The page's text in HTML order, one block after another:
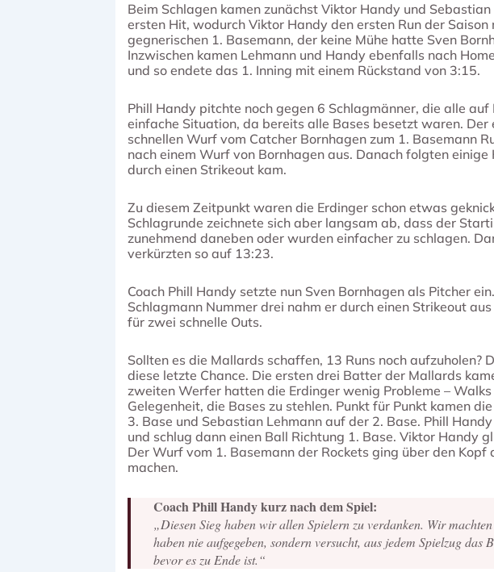
Beim Schlagen kamen zunächst Viktor Handy und
ersten Hit, wodurch Viktor Handy den ersten Run der
gegnerischen 1. Basemann, der keine Mühe hatte Sven
Inzwischen kamen Lehmann und Handy ebenfalls nach
und so endete das 1. Inning mit einem Rückstand von 3:15.
Phill Handy pitchte noch gegen 6 Schlagmänner, die alle
einfache Situation, da bereits alle Bases besetzt waren.
schnellen Wurf vom Catcher Bornhagen zum 1. Basemann
nach einem Wurf von Bornhagen aus. Danach folgten
durch einen Strikeout kam.
Zu diesem Zeitpunkt waren die Erdinger schon etwas
Schlagrunde zeichnete sich aber langsam ab, dass der
zunehmend daneben oder wurden einfacher zu schlagen.
verkürzten so auf 13:23.
Coach Phill Handy setzte nun Sven Bornhagen als Pitcher
Schlagmann Nummer drei nahm er durch einen Strikeout
für zwei schnelle Outs.
Sollten es die Mallards schaffen, 13 Runs noch
diese letzte Chance. Die ersten drei Batter der Mallards
zweiten Werfer hatten die Erdinger wenig Probleme –
Gelegenheit, die Bases zu stehlen. Punkt für Punkt kamen
3. Base und Sebastian Lehmann auf der 2. Base. Phill
und schlug dann einen Ball Richtung 1. Base. Viktor Handy
Der Wurf vom 1. Basemann der Rockets ging über den
machen.
Coach Phill Handy kurz nach dem Spiel:
„Diesen Sieg haben wir allen Spielern zu verdanken. Wir
haben nie aufgegeben, sondern versucht, aus jedem Spielzug
bevor es zu Ende ist.“